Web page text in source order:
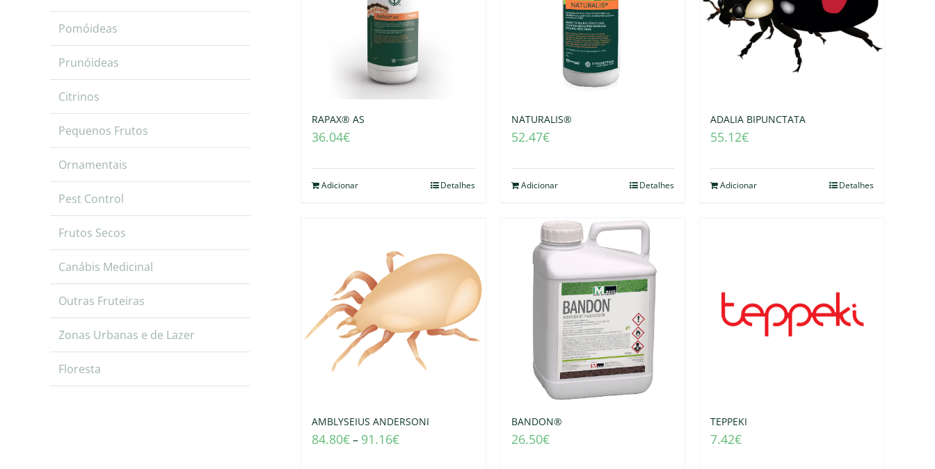
RAPAX® AS
36.04€
Adicionar Detalhes
NATURALIS®
52.47€
Adicionar Detalhes
ADALIA BIPUNCTATA
55.12€
Adicionar Detalhes
AMBLYSEIUS ANDERSONI
84.80€– 91.16€
BANDON®
26.50€
TEPPEKI
7.42€
Pomóideas
Prunóideas
Citrinos
Pequenos Frutos
Ornamentais
Pest Control
Frutos Secos
Canábis Medicinal
Outras Fruteiras
Zonas Urbanas e de Lazer
Floresta